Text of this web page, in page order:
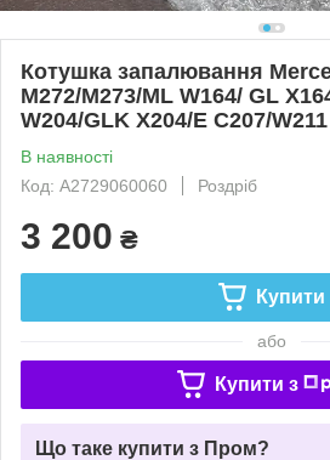
Котушка запалювання
M272/M273/ML W164/ GL
W204/GLK X204/E C207/W211
В наявності
Код: A2729060060
Роздріб
3 200 ₴
Купити
або
Купити з
Що таке купити з Пром?